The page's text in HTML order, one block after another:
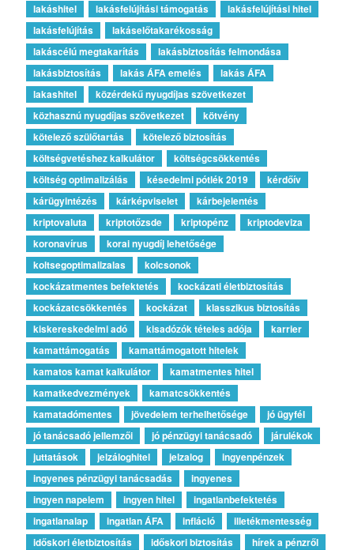
lakáshitel
lakásfelújítási támogatás
lakásfelújítási hitel
lakásfelújítás
lakáselőtakarékosság
lakáscélú megtakarítás
lakásbiztosítás felmondása
lakásbiztosítás
lakás ÁFA emelés
lakás ÁFA
lakashitel
közérdekű nyugdíjas szövetkezet
közhasznú nyugdíjas szövetkezet
kötvény
kötelező szülőtartás
kötelező biztosítás
költségvetéshez kalkulátor
költségcsökkentés
költség optimalizálás
késedelmi pótlék 2019
kérdőív
kárügyintézés
kárképviselet
kárbejelentés
kriptovaluta
kriptotőzsde kriptopénz
kriptodeviza
koronavírus
korai nyugdíj lehetősége
koltsegoptimalizalas
kolcsonok
kockázatmentes befektetés
kockázati életbiztosítás
kockázatcsökkentés
kockázat
klasszikus biztosítás
kiskereskedelmi adó
kisadózók tételes adója
karrier
kamattámogatás
kamattámogatott hitelek
kamatos kamat kalkulátor
kamatmentes hitel
kamatkedvezmények
kamatcsökkentés
kamatadómentes
jövedelem terhelhetősége
jó ügyfél
jó tanácsadó jellemzői
jó pénzügyi tanácsadó
járulékok
juttatások
jelzáloghitel jelzalog
ingyenpénzek
ingyenes pénzügyi tanácsadás
ingyenes
ingyen napelem
ingyen hitel
ingatlanbefektetés
ingatlanalap
ingatlan ÁFA infláció
illetékmentesség
időskori életbiztosítás
időskori biztosítás
hírek a pénzről